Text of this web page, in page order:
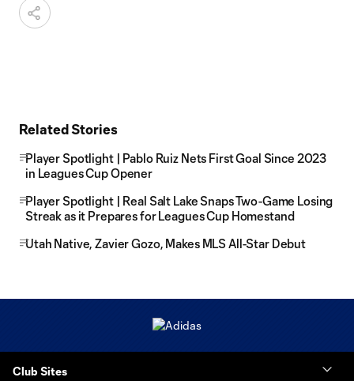
Related Stories
Player Spotlight | Pablo Ruiz Nets First Goal Since 2023
in Leagues Cup Opener
Player Spotlight | Real Salt Lake Snaps Two-Game Losing
Streak as it Prepares for Leagues Cup Homestand
Utah Native, Zavier Gozo, Makes MLS All-Star Debut
Club Sites